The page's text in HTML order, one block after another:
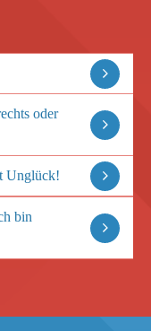
oder
Unglück!
bin